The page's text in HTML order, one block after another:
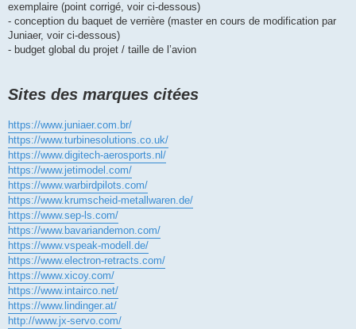
exemplaire (point corrigé, voir ci-dessous)
- conception du baquet de verrière (master en cours de modification par
Juniaer, voir ci-dessous)
- budget global du projet / taille de l’avion
Sites des marques citées
https://www.juniaer.com.br/
https://www.turbinesolutions.co.uk/
https://www.digitech-aerosports.nl/
https://www.jetimodel.com/
https://www.warbirdpilots.com/
https://www.krumscheid-metallwaren.de/
https://www.sep-ls.com/
https://www.bavariandemon.com/
https://www.vspeak-modell.de/
https://www.electron-retracts.com/
https://www.xicoy.com/
https://www.intairco.net/
https://www.lindinger.at/
http://www.jx-servo.com/